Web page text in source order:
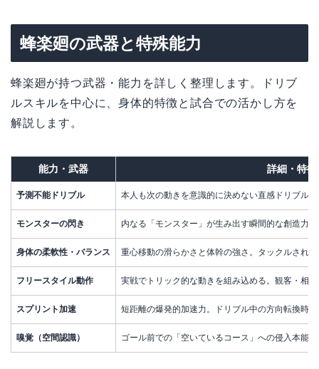
蜂楽廻の武器と特殊能力
蜂楽廻が持つ武器・能力を詳しく整理します。ドリブ
ルスキルを中心に、身体的特徴と試合での活かし方を
解説します。
能力・武器 詳細・特徴
予測不能ドリブル 本人も次の動きを意識的に決めない直感ドリブル
モンスターの閃き 内なる「モンスター」が生み出す瞬間的な創造力
身体の柔軟性・バランス 重心移動の滑らかさと体幹の強さ。タックルされ
フリースタイル動作 実戦でトリック的な動きを組み込める。観客・相
スプリント加速 短距離の爆発的加速力。ドリブル中の方向転換時
嗅覚（空間認識） ゴール前での「空いているコース」への侵入本能